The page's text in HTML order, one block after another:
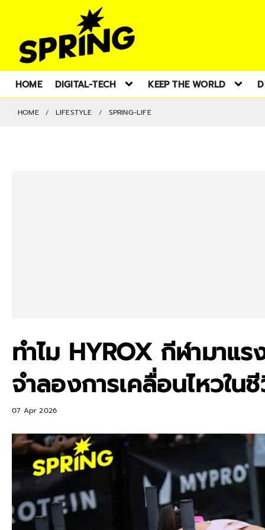
HOME DIGITAL-TECH KEEP THE WORLD
HOME LIFESTYLE SPRING-LIFE
ทำไม HYROX กีฬามาแ
จำลองการเคลื่อนไหวใน
07 Apr 2026